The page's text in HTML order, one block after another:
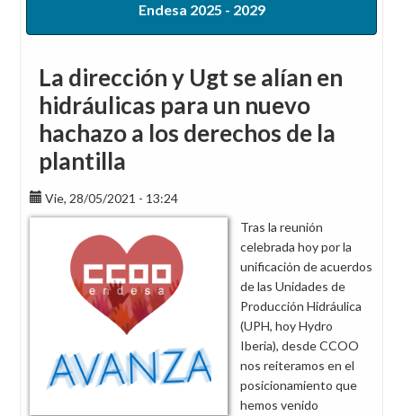
Endesa 2025 - 2029
La dirección y Ugt se alían en
hidráulicas para un nuevo
hachazo a los derechos de la
plantilla
Vie, 28/05/2021 - 13:24
Tras la reunión
celebrada hoy por la
unificación de acuerdos
de las Unidades de
Producción Hidráulica
(UPH, hoy Hydro
Iberia), desde CCOO
nos reiteramos en el
posicionamiento que
hemos venido